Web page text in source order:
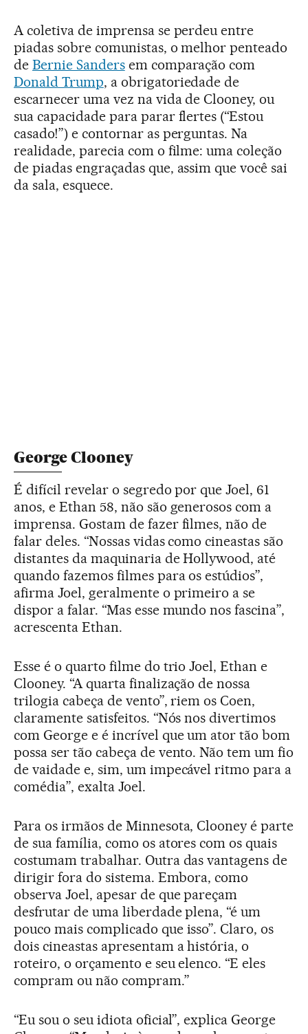
A coletiva de imprensa se perdeu entre
piadas sobre comunistas, o melhor penteado
de Bernie Sandersem comparação com
Donald Trump, a obrigatoriedade de
escarnecer uma vez na vida de Clooney, ou
sua capacidade para parar flertes (“Estou
casado!”) e contornar as perguntas. Na
realidade, parecia com o filme: uma coleção
de piadas engraçadas que, assim que você sai
da sala, esquece.
George Clooney
É difícil revelar o segredo por que Joel, 61
anos, e Ethan 58, não são generosos com a
imprensa. Gostam de fazer filmes, não de
falar deles. “Nossas vidas como cineastas são
distantes da maquinaria de Hollywood, até
quando fazemos filmes para os estúdios”,
afirma Joel, geralmente o primeiro a se
dispor a falar. “Mas esse mundo nos fascina”,
acrescenta Ethan.
Esse é o quarto filme do trio Joel, Ethan e
Clooney. “A quarta finalização de nossa
trilogia cabeça de vento”, riem os Coen,
claramente satisfeitos. “Nós nos divertimos
com George e é incrível que um ator tão bom
possa ser tão cabeça de vento. Não tem um fio
de vaidade e, sim, um impecável ritmo para a
comédia”, exalta Joel.
Para os irmãos de Minnesota, Clooney é parte
de sua família, como os atores com os quais
costumam trabalhar. Outra das vantagens de
dirigir fora do sistema. Embora, como
observa Joel, apesar de que pareçam
desfrutar de uma liberdade plena, “é um
pouco mais complicado que isso”. Claro, os
dois cineastas apresentam a história, o
roteiro, o orçamento e seu elenco. “E eles
compram ou não compram.”
“Eu sou o seu idiota oficial”, explica George